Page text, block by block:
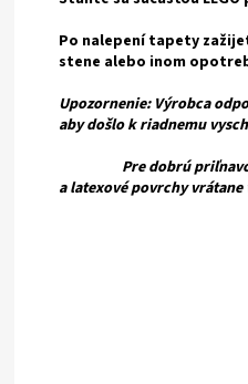
Po nalepení tapety
stene alebo inom
Upozornenie: Výrobca
aby došlo k riadnemu
Pre dobrú priľnavosť
a latexové povrchy